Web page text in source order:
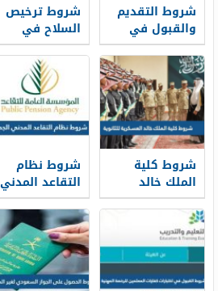
شروط التقديم
والقبول في
وظائف الدفاع
المدني 1448
شروط ترخيص
السلاح في
السعودية 1448
شروط كلية
الملك خالد
العسكرية
للثانوية 1448
شروط نظام
التقاعد المدني
الجديد 1448